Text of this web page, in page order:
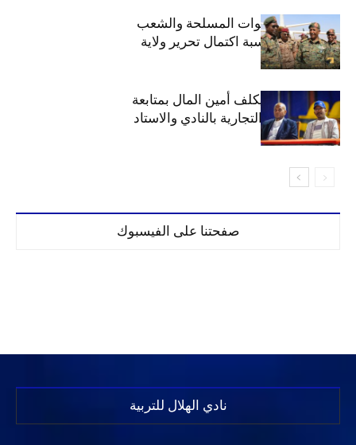
الهلال يهنئ القوات المسلحة والشعب
السوداني بمناسبة اكتمال تحرير ولاية
الخرطوم
مجلس الهلال يكلف أمين المال بمتابعة
ملف المحلات التجارية بالنادي والاستاد
صفحتنا على الفيسبوك
نادي الهلال للتربية